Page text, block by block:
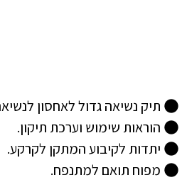
תיק נשיאה גדול לאחסון
הוראות שימוש וערכת תיקון.
יתדות לקיבוע המתקן לקרקע.
מפוח תואם למתנפח.